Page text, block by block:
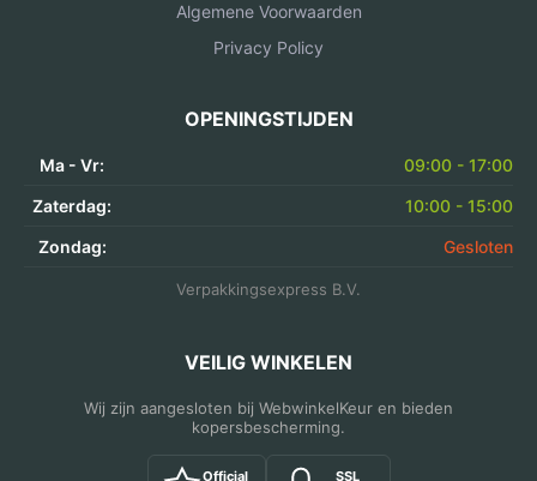
Algemene Voorwaarden
Privacy Policy
OPENINGSTIJDEN
Ma - Vr:
09:00 - 17:00
Zaterdag:
10:00 - 15:00
Zondag:
Gesloten
Verpakkingsexpress B.V.
VEILIG WINKELEN
Wij zijn aangesloten bij WebwinkelKeur en bieden
kopersbescherming.
Official SSL